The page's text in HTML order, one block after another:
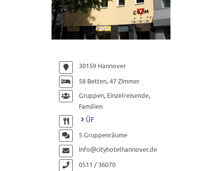
30159 Hannover
58 Betten, 47 Zimmer
Gruppen, Einzelreisende,
Familien
ÜF
5 Gruppenräume
info@cityhotelhannover.de
0511 / 36070